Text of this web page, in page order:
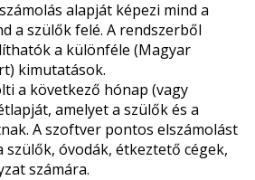
alapját képezi mind a
a szülők felé. A rendszerből
a különféle (Magyar
kimutatások.
a következő hónap (vagy
amelyet a szülők és a
A szoftver pontos elszámolást
óvodák, étkeztető cégek,
számára.